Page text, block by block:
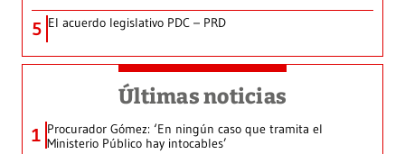
5 El acuerdo legislativo PDC – PRD
Últimas noticias
1 Procurador Gómez: ‘En ningún caso que tramita el
Ministerio Público hay intocables’